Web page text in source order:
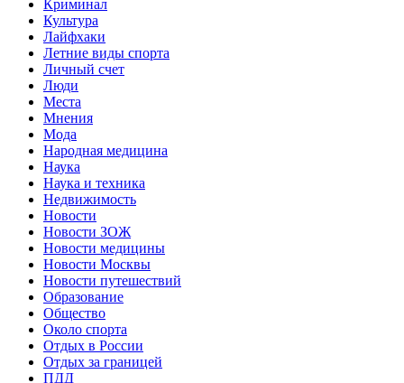
Криминал
Культура
Лайфхаки
Летние виды спорта
Личный счет
Люди
Места
Мнения
Мода
Народная медицина
Наука
Наука и техника
Недвижимость
Новости
Новости ЗОЖ
Новости медицины
Новости Москвы
Новости путешествий
Образование
Общество
Около спорта
Отдых в России
Отдых за границей
ПДД